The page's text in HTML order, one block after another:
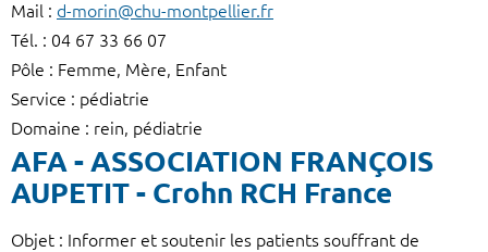
Mail : d-morin@chu-montpellier.fr
Tél. : 04 67 33 66 07
Pôle : Femme, Mère, Enfant
Service : pédiatrie
Domaine : rein, pédiatrie
AFA - ASSOCIATION FRANÇOIS
AUPETIT - Crohn RCH France
Objet : Informer et soutenir les patients souffrant de